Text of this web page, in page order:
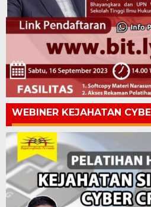
WEBINER KEJAHATAN